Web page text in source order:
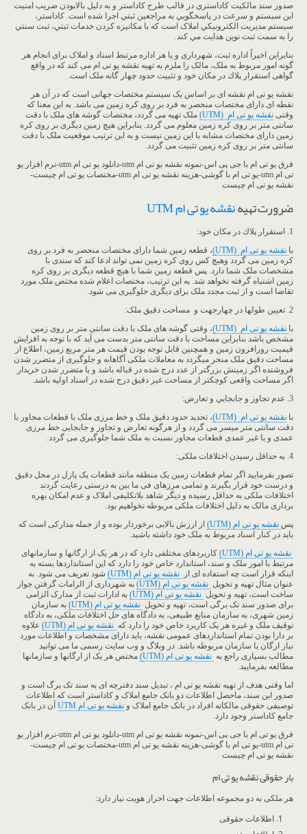
صدور سند مالكيت كاداستري در قالب طرح کاداستر و به دليل بالابودن ضريب امنيت
اين سيستم و سرعت در پاسخگويي به مراجعین ثبتي اجرا شده است. کاداستر،
سيستم مديريت الکترونيکي املاک است که با مکانيزه کردن خدمات ثبتي، ثبت سنتي
را به سمت ثبت نوين هدايت مي کند.
بنابراین اخیراً اداره ثبت، شهرداری و یا هر اداره مرتبط اسناد و املاک برای انجام هر
گونه امور مربوط به ملک، مالک را ملزم به تهیه نقشه یو تی ام می کند که در واقع
گواهی استقرار پلاك در مكان خود و تثبیت حدود چهار گانه ملک است.
نقشه یو تی ام نقشه ای بر اساس یک سیستم مختصات جهانی است که در آن هر
نقطه ای دارای مختصات منحصر به فرد بر روی کره زمین می باشد. به این معنا که
وقتی نقشه یو تی ام (UTM)
ملک تهیه می گردد، مختصات گوشه های ملک با دقت
سانتی متر بر روی کره زمین معلوم می گردد. بنابراین هیچ زمین دیگری بر روی کره
زمین دارای مختصات مشابه با این زمین نیست و به این ترتیب موقعیت ملک با دقت
سانتی متر بر روی کره زمین تثبیت می گردد.
فرق یو تی ام با جی پی اس-نمونه نقشه یو تی ام utm-دانلود یو تی ام utm-نرم افزار یو
تی ام utm-یو تی ام با گوشی-هزینه نقشه یو تی ام utm-مختصات یو تی ام چیست-
نقشه یو تی ام چیست
ضرورت تهیهنقشه یو تی ام UTM
1. استقرار پلاك در مكان خود:
با نقشه یو تی ام (UTM
)، قطعه زمین شما دارای مختصات منحصر به فرد بر روی
کره زمین می گردد وهیچ کس روی کره زمین نمی تواند ادعا کند که سندی با
مشخصات ملک شما دارد. پس قطعه زمین شما با هیچ قطعه دیگری بر روی کره
زمین اشتباه گرفته نخواهد شد. به این ترتیب، مختصات اعلام شده مختص ملک مورد
تقاضا است و از ثبت مجدد ملک برای دیگری جلوگیری می شود.
2. تعیین طولها در چهارجهت و مساحت دقیق ملک:
با نقشه یو تی ام (UTM
)، وقتی گوشه های ملک با دقت سانتی متر بر روی زمین
مشخص باشد بنابراین مساحت با دقت سانتی متر بدست می آید که با توجه به افزایش
قیمیت روزافزون زمین و همچنین قابل توجه بودن قیمت هر متر مربع زمین، اطلاع از
مساحت دقیق ملک منجر میگردد به معاملات ملکی آگاهانه و جلوگیری از متضرر شدن
فروشنده اگر زمینش بزرگتر از عدد درج شده در قباله باشد و یا متضرر شدن خریدار
اگر مساحت واقعی کوچکتر از مساحت غیر دقیق درج شده در اسناد اولیه باشد.
3. عدم تجاوز و جابجايي و تعارض:
با نقشه یو تی ام (UTM
)، تحدید حدود دقیق ملک و خط مرزی ملک با قطعات مجاور با
دقت سانتی متر میسر می گردد و از هرگونه تعارض و تجاوز و جابجایی خط مرزی
عمدی و یا غیر عمدی قطعات مجاور نسبت به ملک شما جلوگیری می گردد.
4. به حداقل رسیدن اختلافات ملکی:
تصور بفرمایید اگر تمام قطعات زمین یک منطقه مانند قطعات یک پازل در محل دقیق
و درست خود قرار بگیرند و تمامی مرزهای فی ما بین به درستی رعایت گردند
اختلافات ملکی به حداقل رسیده و دیگر شاهد بلاتکلیفی املاک و عدم امکان بهره
برداری مالک به دلیل اختلافات ملکی مربوطه نخواهیم بود.
پس نقشه یو تی ام (UTM
) از ارزش بالایی برخوردار بوده و از جمله مدارکی است که
باید در کنار اسناد مربوط به ملک خود داشته باشید.
نقشه یو تی ام (UTM)
کاربردهای مختلفی دارد که در هر یک از ارگانها و سازمانهای
مرتبط با امور ملک و سند، استاندارد خاص خود را دارد که این استانداردها بسته به
اینکه قرار است چه استفاده ای از
نقشه یو تی ام (UTM ) شود تعریف می شود. به
عنوان مثال تهیه و تحویل نقشه یو تی ام (UTM)
به شهرداری از الزامات گرفتن جواز
ساخت است، تهیه و تحویل نقشه یو تی ام (UTM)
به ادارات ثبت از مدارک الزامی
برای صدور سند تک برگی است، تهیه و تحویل نقشه یو تی ام (UTM)
به سازمان
زمین شهری، به سازمان منابع طبیعی، به دادگاه های حل اختلافات ملکی، به دادگاه
توقیف ملک و غیره هر یک کاربرد خاص خود را دارد که نقشه یو تی ام (UTM)
علاوه
بر دارا بودن تمام استانداردهای عمومی نقشه، باید دارای مشخصات و اطلاعات مورد
نیاز ارگان یا سازمان مربوطه باشد. در وبلاگ و وب سایت رسمی ما می توانید
مطالب بسیاری راجع به نقشه یو تی ام (UTM ) مختص هر یک از ارگانها و سازمانها
مطالعه بفرمایید.
اما وقتی هدف از تهیه نقشه یو تی ام ، تبدیل سند دفترچه ای به سند تک برگ است و
صدور این سند، ماحصل اطلاعات دو بانک جامع املاک و کاداستر است که اطلاعات
توصیفی حقوقی مالکانه افراد در بانک جامع املاک و نقشه یو تی ام UTM
آن در بانک
جامع کاداستر وجود دارد.
فرق یو تی ام با جی پی اس-نمونه نقشه یو تی ام utm-دانلود یو تی ام utm-نرم افزار یو
تی ام utm-یو تی ام با گوشی-هزینه نقشه یو تی ام utm-مختصات یو تی ام چیست-
نقشه یو تی ام چیست
بار حقوقی نقشه یو تی ام
هر ملکی به دو مجموعه اطلاعات جهت احراز هویت نیاز دارد:
اطلاعات حقوقی